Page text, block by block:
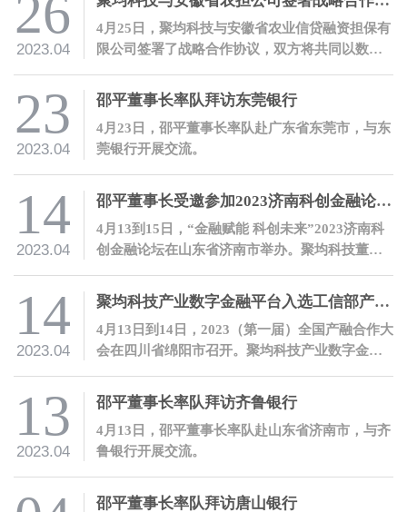
26
2023.04
4月25日，聚均科技与安徽省农业信贷融资担保有
限公司签署了战略合作协议，双方将共同以数字
23
2023.04
邵平董事长率队拜访东莞银行
4月23日，邵平董事长率队赴广东省东莞市，与东
莞银行开展交流。
14
2023.04
邵平董事长受邀参加2023济南科创金融论坛并发表主题演讲
4月13到15日，“金融赋能 科创未来”2023济南科
创金融论坛在山东省济南市举办。聚均科技董事
14
2023.04
聚均科技产业数字金融平台入选工信部产融合作平台典型案例
4月13日到14日，2023（第一届）全国产融合作大
会在四川省绵阳市召开。聚均科技产业数字金融
集（2023）》。
13
2023.04
邵平董事长率队拜访齐鲁银行
4月13日，邵平董事长率队赴山东省济南市，与齐
鲁银行开展交流。
邵平董事长率队拜访唐山银行